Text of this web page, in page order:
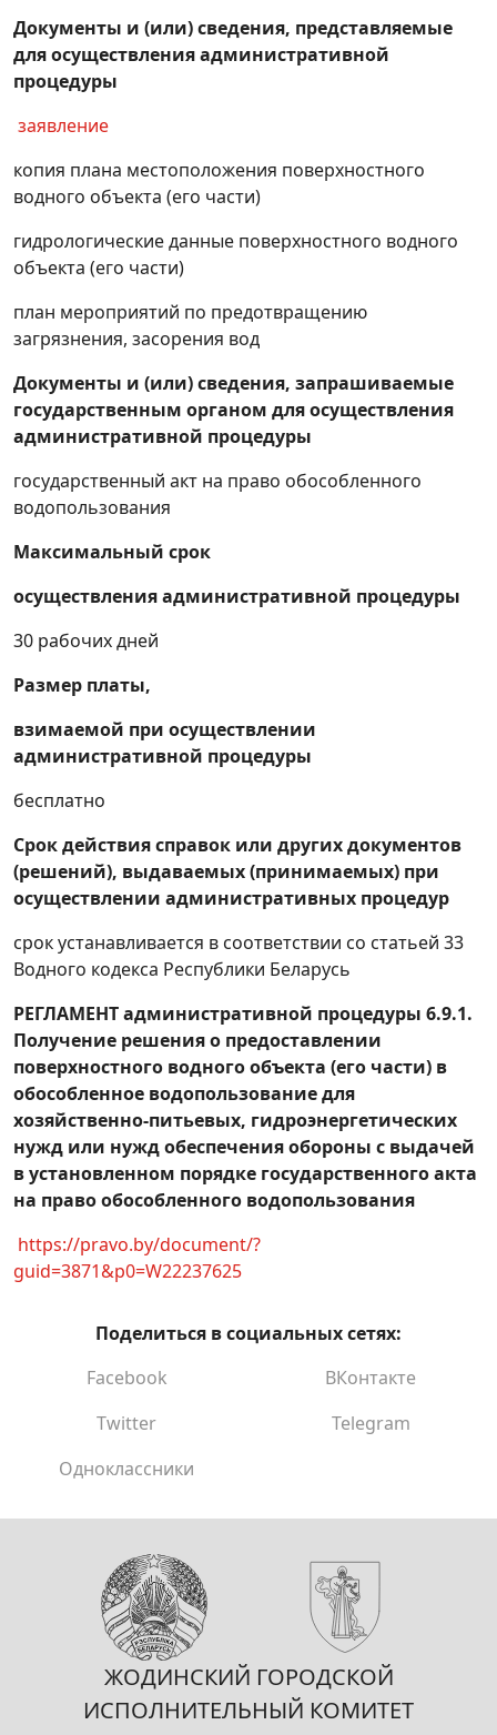
Документы и (или) сведения, представляемые
для осуществления административной
процедуры
заявление
копия плана местоположения поверхностного
водного объекта (его части)
гидрологические данные поверхностного водного
объекта (его части)
план мероприятий по предотвращению
загрязнения, засорения вод
Документы и (или) сведения, запрашиваемые
государственным органом для осуществления
административной процедуры
государственный акт на право обособленного
водопользования
Максимальный срок
осуществления административной процедуры
30 рабочих дней
Размер платы,
взимаемой при осуществлении
административной процедуры
бесплатно
Срок действия справок или других документов
(решений), выдаваемых (принимаемых) при
осуществлении административных процедур
срок устанавливается в соответствии со статьей 33
Водного кодекса Республики Беларусь
РЕГЛАМЕНТ административной процедуры 6.9.1.
Получение решения о предоставлении
поверхностного водного объекта (его части) в
обособленное водопользование для
хозяйственно-питьевых, гидроэнергетических
нужд или нужд обеспечения обороны с выдачей
в установленном порядке государственного акта
на право обособленного водопользования
https://pravo.by/document/?
guid=3871&p0=W22237625
Поделиться в социальных сетях:
Facebook
ВКонтакте
Twitter
Telegram
Одноклассники
проекта ликвидации горных предприятий,
связанных с разработкой месторождений
стратегических полезных ископаемых (их
Получение решения о предоставлении
горного отвода с выдачей в установленном
порядке акта, удостоверяющего горный
Получение решения о предоставлении
геологического отвода с выдачей в
удостоверяющего геологический отвод
Получение решения о предоставлении
поверхностного водного объекта (его части)
в обособленное водопользование для
хозяйственно-питьевых,
обеспечения обороны с выдачей в
установленном порядке государственного
акта
Получение решения о предоставлении
участка лесного фонда для лесопользования
оздоровительных, туристических, иных
рекреационных, спортивно-массовых,
Получение лицензии на осуществление
образовательной деятельности
Получение решения об отмене решения о
переводе нежилого помещения в жилое
«Внесение изменения в ранее выданную
разрешительную документацию на
разработку проектной документации,
возведение, реконструкцию, снос объекта,
ремонтно-реставрационные работы,
установку зарядных станций в части
подготовки архитектурно-планировочного
задания и (или) схемы размещения объекта
(либо внесения изменений в них), получения
требований»
Получение решения о предоставлении
пользование кредитом
Согласование использования средств от
нежилых помещений, нанимателями,
арендаторами, лизингополучателями жилых
застройщиков, дольщиками, заключившими
во владение и пользование объектов
долевого строительства, платы за
капитальный ремонт, аккумулированных на
специальных счетах, открытых
организациями застройщиков,
товариществами собственников в банках и
ЖОДИНСКИЙ ГОРОДСКОЙ
ИСПОЛНИТЕЛЬНЫЙ КОМИТЕТ